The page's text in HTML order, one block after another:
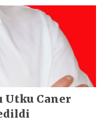
Utku Caner